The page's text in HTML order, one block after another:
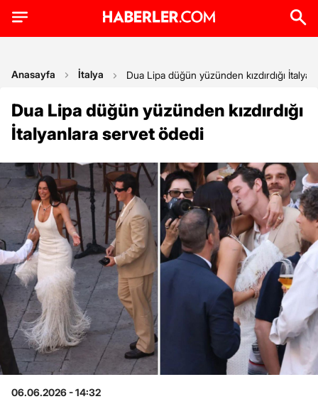
Anasayfa İtalya Dua Lipa düğün yüzünden kızdırdığı
Dua Lipa düğün yüzünden kızdırdığı
İtalyanlara servet ödedi
06.06.2026 - 14:32